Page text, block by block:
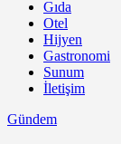
Gıda
Otel
Hijyen
Gastronomi
Sunum
İletişim
Gündem